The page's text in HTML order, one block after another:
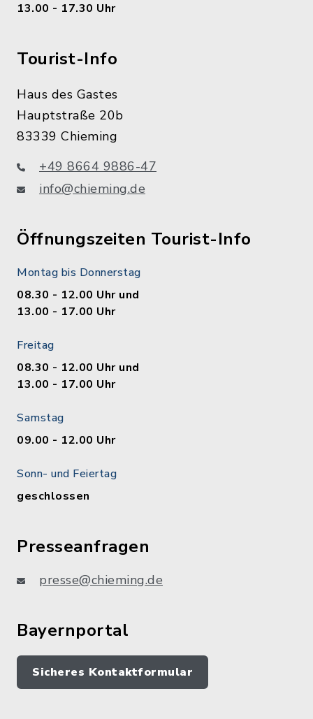
13.00 - 17.30 Uhr
Tourist-Info
Haus des Gastes
Hauptstraße 20b
83339 Chieming
+49 8664 9886-47
info@chieming.de
Öffnungszeiten Tourist-Info
Montag bis Donnerstag
08.30 - 12.00 Uhr und
13.00 - 17.00 Uhr
Freitag
08.30 - 12.00 Uhr und
13.00 - 17.00 Uhr
Samstag
09.00 - 12.00 Uhr
Sonn- und Feiertag
geschlossen
Presseanfragen
presse@chieming.de
Bayernportal
Sicheres Kontaktformular